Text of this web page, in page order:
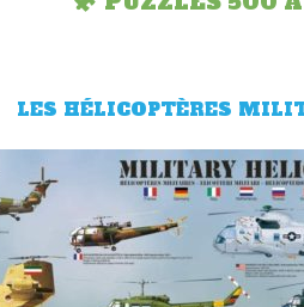
LES HÉLICOPTÈRES